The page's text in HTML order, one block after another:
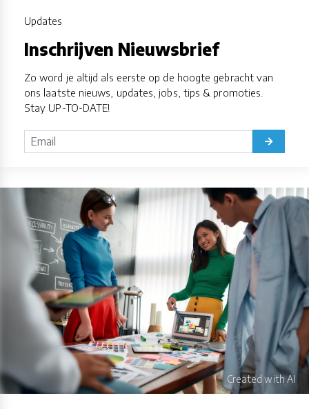
Updates
Inschrijven Nieuwsbrief
Zo word je altijd als eerste op de hoogte gebracht van
ons laatste nieuws, updates, jobs, tips & promoties.
Stay UP-TO-DATE!